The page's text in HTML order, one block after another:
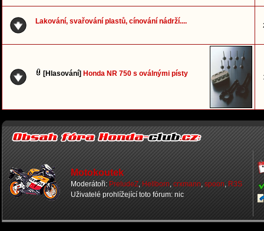
Lakování, svařování plastů, cínování nádrží....
[Hlasování] Honda NR 750 s oválnými písty
Motokoutek
Moderátoři: PreludeZ, Hellborn, crxmann, spoon, R3S
Uživatelé prohlížející toto fórum: nic